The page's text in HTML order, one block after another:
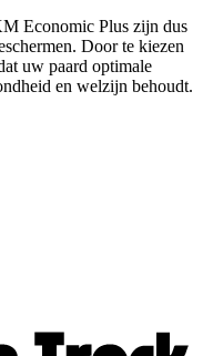
Economic Plus zijn dus
Door te kiezen
uw paard optimale
en welzijn behoudt.